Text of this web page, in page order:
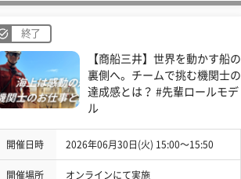
終了
【商船三井】世界を動かす船の
裏側へ。チームで挑む機関士の
達成感とは？ #先輩ロールモデ
ル
開催日時 2026年06月30日(火) 15:00〜15:50
開催場所 オンラインにて実施